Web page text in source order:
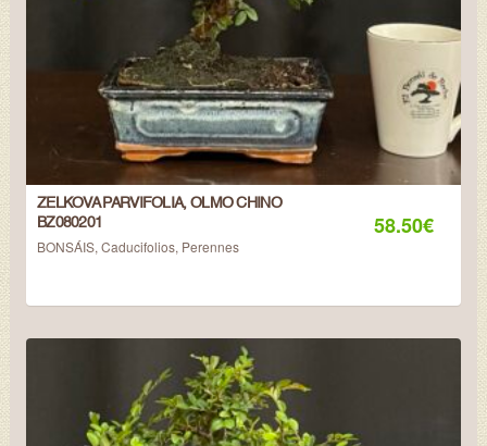
ZELKOVA PARVIFOLIA, OLMO CHINO
BZ080201
BONSÁIS, Caducifolios, Perennes
58.50€